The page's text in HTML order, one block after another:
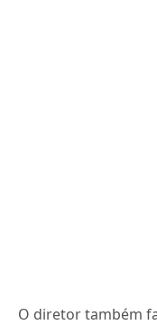
O diretor também